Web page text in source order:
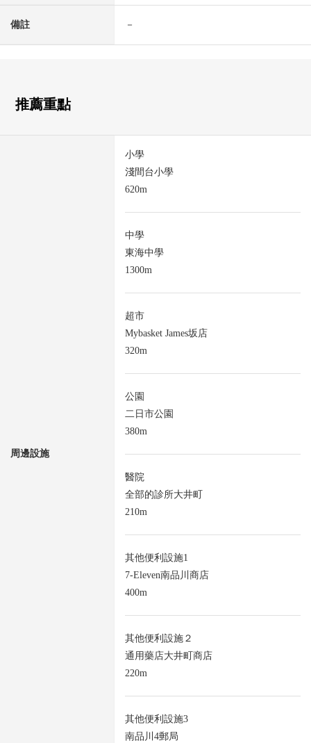
備註 －
推薦重點
周邊設施
小學
淺間台小學
620m
中學
東海中學
1300m
超市
Mybasket James坂店
320m
公園
二日市公園
380m
醫院
全部的診所大井町
210m
其他便利設施1
7-Eleven南品川商店
400m
其他便利設施２
通用藥店大井町商店
220m
其他便利設施3
南品川4郵局